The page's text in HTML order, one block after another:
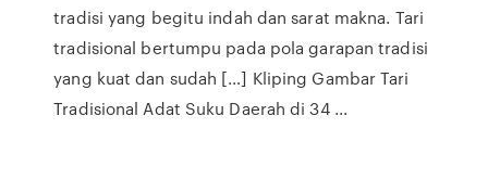
tradisi yang begitu indah dan sarat makna. Tari
tradisional bertumpu pada pola garapan tradisi
yang kuat dan sudah […] Kliping Gambar Tari
Tradisional Adat Suku Daerah di 34 ...